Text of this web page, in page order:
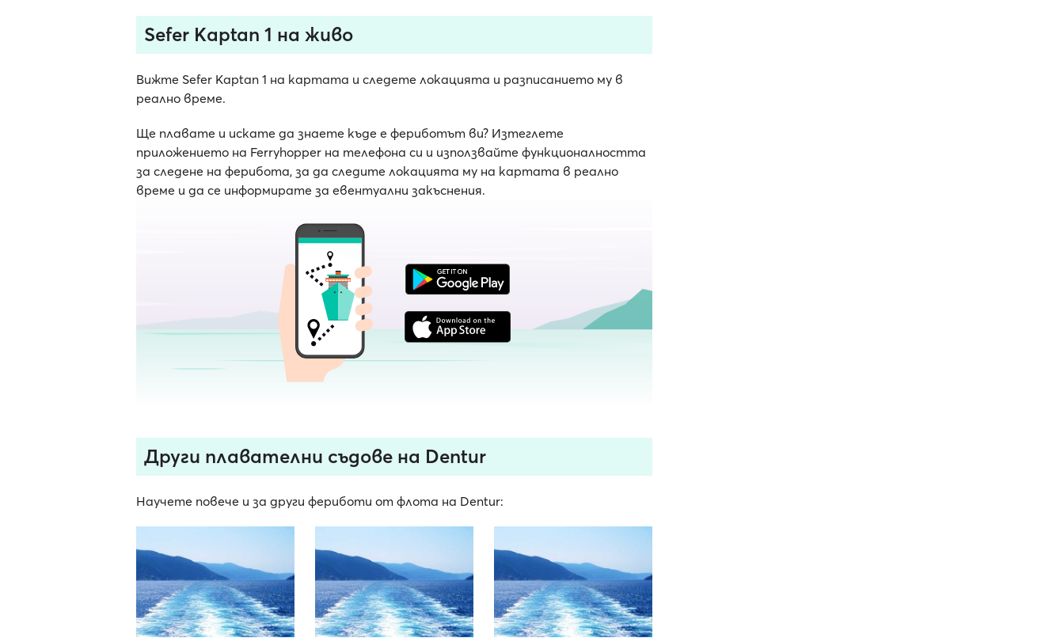
Sefer Kaptan 1 на живо
Вижте Sefer Kaptan 1 на картата и следете локацията и разписанието му в
реално време.
Ще плавате и искате да знаете къде е фериботът ви? Изтеглете
приложението на Ferryhopper на телефона си и използвайте функционалността
за следене на ферибота, за да следите локацията му на картата в реално
време и да се информирате за евентуални закъснения.
Други плавателни съдове на Dentur
Научете повече и за други фериботи от флота на Dentur: